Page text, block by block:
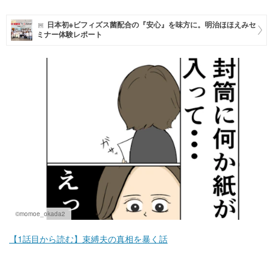
住まい日本初※ビフィズス菌配合の『安心』を味方に。明治ほほえみセ
ミナー体験レポート
©momoe_okada2
【1話目から読む】束縛夫の真相を暴く話